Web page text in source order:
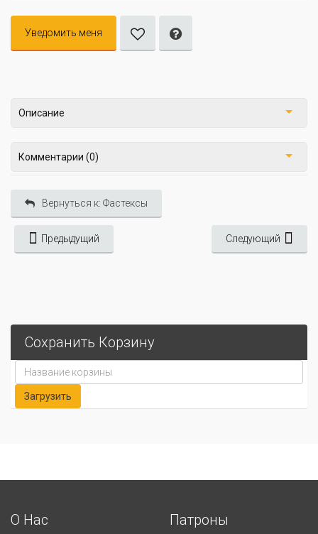
Уведомить меня
Описание
Комментарии (0)
Вернуться к: Фастексы
Предыдущий Следующий
Сохранить Корзину
О Нас Патроны